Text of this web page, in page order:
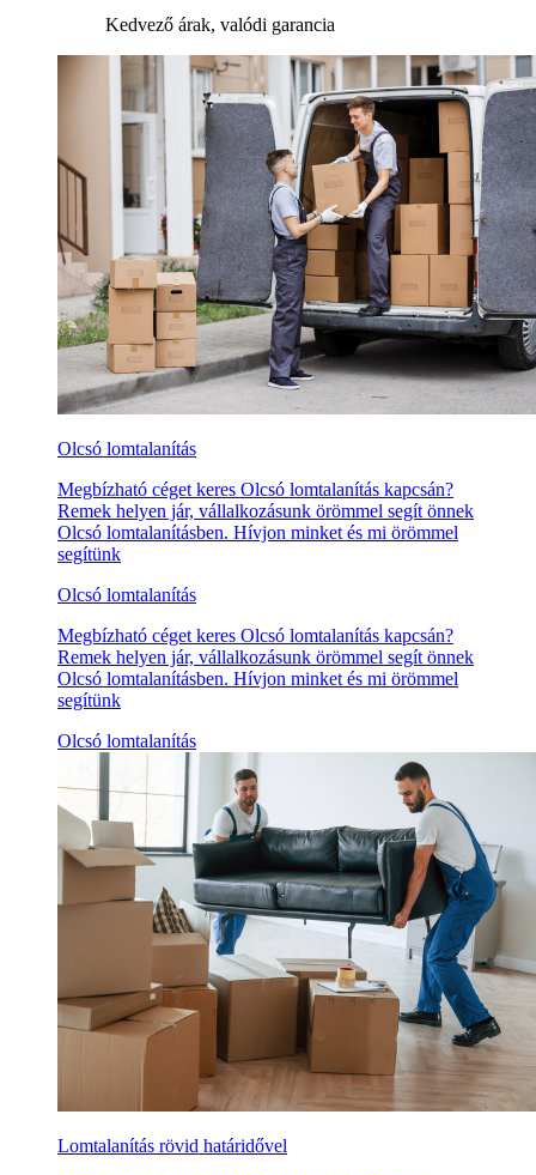
Kedvező árak, valódi garancia
Olcsó lomtalanítás
Megbízható céget keres Olcsó lomtalanítás kapcsán?
Remek helyen jár, vállalkozásunk örömmel segít önnek
Olcsó lomtalanításben. Hívjon minket és mi örömmel
segítünk
Olcsó lomtalanítás
Megbízható céget keres Olcsó lomtalanítás kapcsán?
Remek helyen jár, vállalkozásunk örömmel segít önnek
Olcsó lomtalanításben. Hívjon minket és mi örömmel
segítünk
Olcsó lomtalanítás
Lomtalanítás rövid határidővel